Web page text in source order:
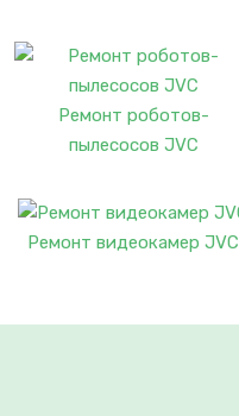
Ремонт роботов-
пылесосов JVC
Ремонт видеокамер JVC